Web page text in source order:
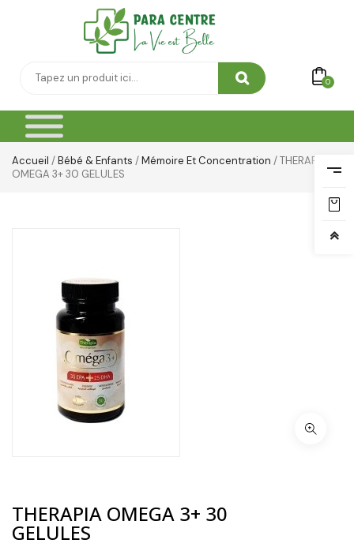
0
Accueil /Bébé & Enfants /Mémoire Et Concentration / THERAPIA
OMEGA 3+ 30 GELULES
THERAPIA OMEGA 3+ 30
GELULES